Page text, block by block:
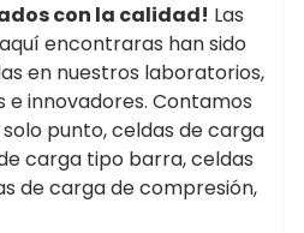
con la calidad! Las
encontraras han sido
en nuestros laboratorios,
e innovadores. Contamos
punto, celdas de carga
carga tipo barra, celdas
de carga de compresión,